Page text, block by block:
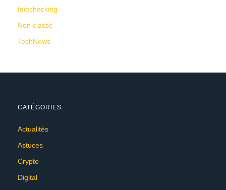
factchecking
Non classé
TechNews
CATÉGORIES
Actualités
Astuces
Crypto
Digital